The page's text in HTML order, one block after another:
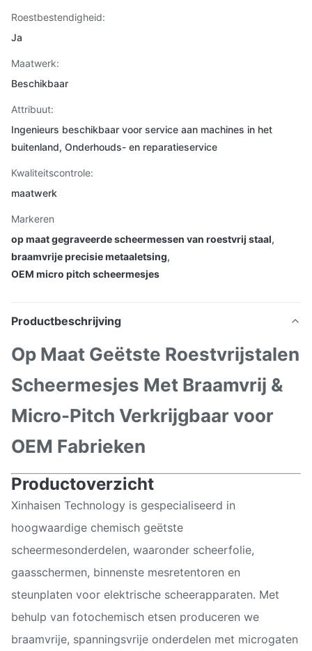
Roestbestendigheid:
Ja
Maatwerk:
Beschikbaar
Attribuut:
Ingenieurs beschikbaar voor service aan machines in het
buitenland, Onderhouds- en reparatieservice
Kwaliteitscontrole:
maatwerk
Markeren
op maat gegraveerde scheermessen van roestvrij staal,
braamvrije precisie metaaletsing,
OEM micro pitch scheermesjes
Productbeschrijving
Op Maat Geëtste Roestvrijstalen
Scheermesjes Met Braamvrij &
Micro-Pitch Verkrijgbaar voor
OEM Fabrieken
Productoverzicht
Xinhaisen Technology is gespecialiseerd in
hoogwaardige chemisch geëtste
scheermesonderdelen, waaronder scheerfolie,
gaasschermen, binnenste mesretentoren en
steunplaten voor elektrische scheerapparaten. Met
behulp van fotochemisch etsen produceren we
braamvrije, spanningsvrije onderdelen met microgaten